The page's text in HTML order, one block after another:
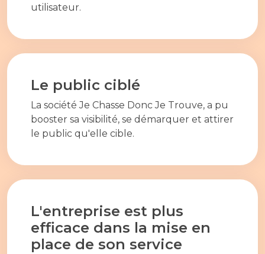
utilisateur.
Le public ciblé
La société Je Chasse Donc Je Trouve, a pu
booster sa visibilité, se démarquer et attirer
le public qu'elle cible.
L'entreprise est plus
efficace dans la mise en
place de son service